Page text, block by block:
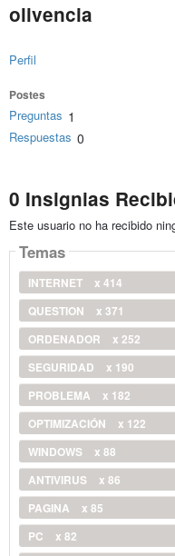
olivencia
Perfil
Postes
Preguntas 1
Respuestas 0
0 Insignias
Este usuario no ha recibido
Temas
INTERNET
x 414
QUESTION
x 371
ORDENADOR
x 252
SEGURIDAD
x 190
PROBLEMA
x 182
OPTIMIZACIÓN
x 122
WINDOWS
x 88
ANTIVIRUS
x 86
PAGINA
x 85
PC
x 82